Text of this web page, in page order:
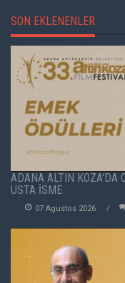
SON EKLENENLER
ADANA ALTIN KOZA'DA
USTA İSME
07 Agustos 2026